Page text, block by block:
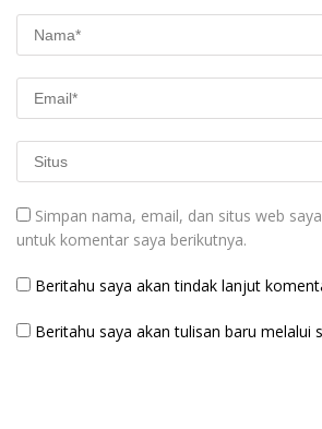
Simpan nama, email, dan situs web
untuk komentar saya berikutnya.
Beritahu saya akan tindak lanjut
Beritahu saya akan tulisan baru melalui